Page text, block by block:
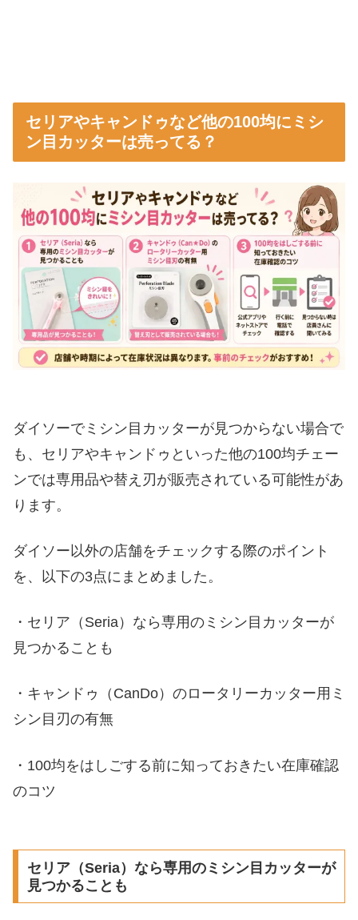
セリアやキャンドゥなど他の100均にミシ
ン目カッターは売ってる？
ダイソーでミシン目カッターが見つからない場合で
も、セリアやキャンドゥといった他の100均チェー
ンでは専用品や替え刃が販売されている可能性があ
ります。
ダイソー以外の店舗をチェックする際のポイント
を、以下の3点にまとめました。
・セリア（Seria）なら専用のミシン目カッターが
見つかることも
・キャンドゥ（CanDo）のロータリーカッター用ミ
シン目刃の有無
・100均をはしごする前に知っておきたい在庫確認
のコツ
セリア（Seria）なら専用のミシン目カッターが
見つかることも